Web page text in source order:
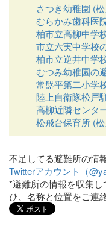
さつき幼稚園 (
むらかみ歯科医
柏市立高柳中学
市立六実中学校
柏市立逆井中学
むつみ幼稚園の
常盤平第二小学
陸上自衛隊松戸
高柳近隣センタ
松飛台保育所 (
不足してる避難所の情
Twitterアカウント（
*避難所の情報を収集
ひ、名称と位置をご連